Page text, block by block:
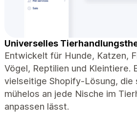
Universelles
Entwickelt für Hunde, Katzen,
Vögel, Reptilien und Kleintiere.
vielseitige Shopify-Lösung, die
mühelos an jede Nische im
anpassen lässt.